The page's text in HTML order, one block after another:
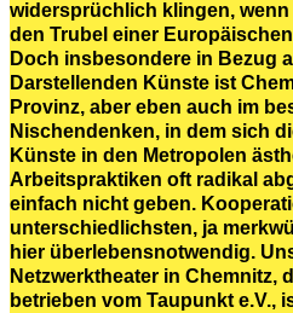
widersprüchlich klingen,
den Trubel einer
Doch insbesondere in Bezug
Darstellenden Künste ist
Provinz, aber eben auch im
Nischendenken, in dem sich
Künste in den Metropolen
Arbeitspraktiken oft radikal
einfach nicht geben.
unterschiedlichsten, ja
hier überlebensnotwendig.
Netzwerktheater in Chemnitz,
betrieben vom Taupunkt e.V.,